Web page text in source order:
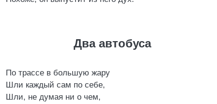
Два автобуса
По трассе в большую жару
Шли каждый сам по себе,
Шли, не думая ни о чем,